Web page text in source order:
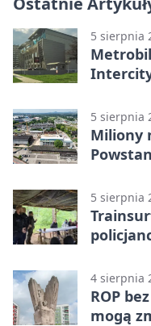
5 sierpnia
5 sierpnia
Miliony
5 sierpnia
4 sierpnia
ROP
mogą